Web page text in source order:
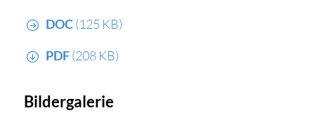
DOC(125 KB)
PDF(208 KB)
Bildergalerie